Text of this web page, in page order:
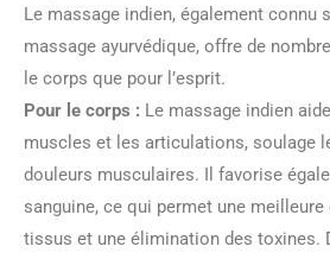
Le massage indien, également connu
massage ayurvédique, offre de
le corps que pour l’esprit.
Pour le corps : Le massage indien
muscles et les articulations, soulage
douleurs musculaires. Il favorise
sanguine, ce qui permet une
tissus et une élimination des toxines.